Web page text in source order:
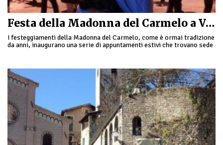
Festa della Madonna del Carmelo a Verdeggia
I festeggiamenti della Madonna del Carmelo, come è ormai tradizione
da anni, inaugurano una serie di appuntamenti estivi che trovano sede